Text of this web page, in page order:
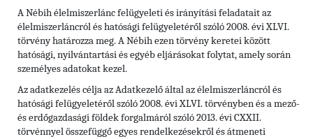
A Nébih élelmiszerlánc felügyeleti és irányítási feladatait az
élelmiszerláncról és hatósági felügyeletéről szóló 2008. évi XLVI.
törvény határozza meg. A Nébih ezen törvény keretei között
hatósági, nyilvántartási és egyéb eljárásokat folytat, amely során
személyes adatokat kezel.
Az adatkezelés célja az Adatkezelő által az élelmiszerláncról és
hatósági felügyeletéről szóló 2008. évi XLVI. törvényben és a mező-
és erdőgazdasági földek forgalmáról szóló 2013. évi CXXII.
törvénnyel összefüggő egyes rendelkezésekről és átmeneti